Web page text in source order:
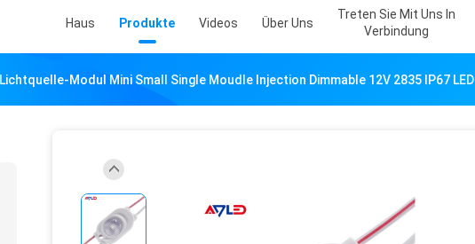
Haus Produkte Videos Über Uns
Treten Sie Mit Uns In
Verbindung
Lichtquelle-Modul Mini Small Single Moudle Injection Dimmable 12V 2835 IP67 LED